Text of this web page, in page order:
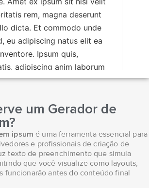
um Gerador de
ipsum é uma ferramenta essencial para
e profissionais de criação de
texto de preenchimento que simula
que você visualize como layouts,
funcionarão antes do conteúdo final